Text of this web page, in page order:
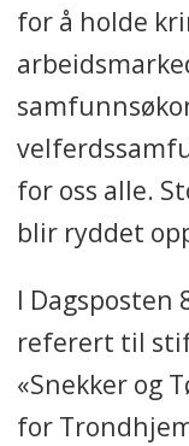
for å holde
for oss alle.
blir ryddet
I Dagsposten
referert til
«Snekker og
for